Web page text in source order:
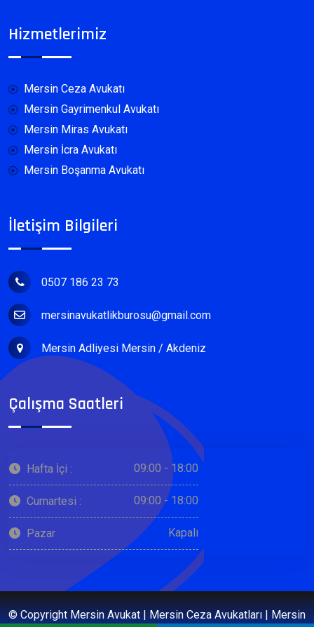
Hizmetlerimiz
Mersin Ceza Avukatı
Mersin Gayrimenkul Avukatı
Mersin Miras Avukatı
Mersin İcra Avukatı
Mersin Boşanma Avukatı
İletişim Bilgileri
0507 186 23 73
mersinavukatlikburosu@gmail.com
Mersin Adliyesi Mersin / Akdeniz
Çalışma Saatleri
Hafta İçi : 09:00 - 18:00
Cumartesi : 09:00 - 18:00
Pazar Kapalı
© Copyright Mersin Avukat | Mersin Ceza Avukatları | Mersin